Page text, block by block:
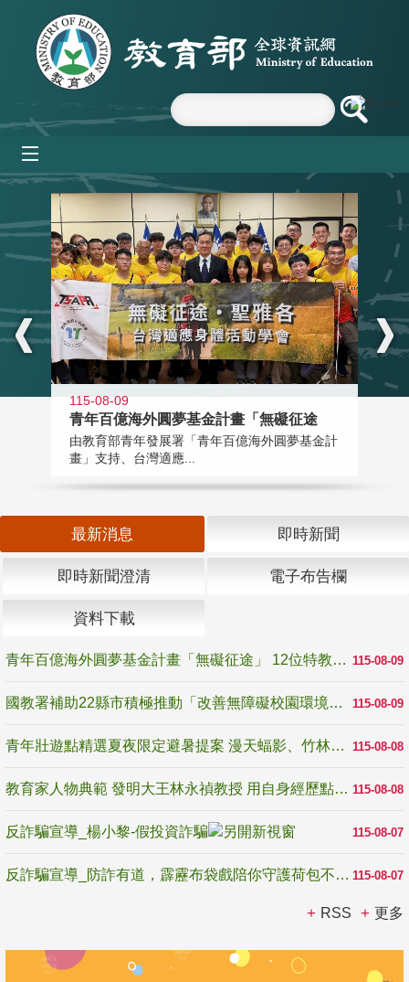
跳到主要內容區塊
:::
115-08-09
青年百億海外圓夢基金計畫「無礙征途
由教育部青年發展署「青年百億海外圓夢基金計
畫」支持、台灣適應...
最新消息 即時新聞
即時新聞澄清 電子布告欄
資料下載
115-08-09
青年百億海外圓夢基金計畫「無礙征途」 12位特教與弱勢青年勇闖西班牙 跨越感官限制見證生命蛻變
115-08-09
國教署補助22縣市積極推動「改善無障礙校園環境計畫」 打造友善、安全、無礙學習空間
115-08-08
青年壯遊點精選夏夜限定避暑提案 漫天蝠影、竹林尋蛙、茶香夜觀 邀青年暮色出發
115-08-08
教育家人物典範 發明大王林永禎教授 用自身經歷點亮學生的路
115-08-07
反詐騙宣導_楊小黎-假投資詐騙
115-08-07
反詐騙宣導_防詐有道，霹靂布袋戲陪你守護荷包不受騙
RSS 更多